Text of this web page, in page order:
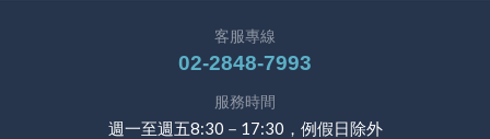
客服專線
02-2848-7993
服務時間
週一至週五8:30－17:30，例假日除外